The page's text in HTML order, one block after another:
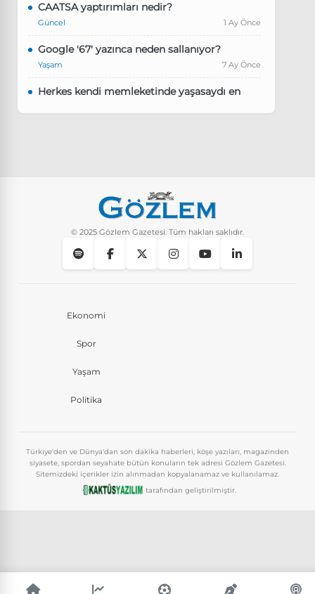
CAATSA yaptırımları nedir?
Güncel 1 Ay Önce
Google '67' yazınca neden sallanıyor?
Yaşam 7 Ay Önce
Herkes kendi memleketinde yaşasaydı en
Instagram’da keşfet nasıl temizlenir?
© 2025 Gözlem Gazetesi. Tüm hakları saklıdır.
Ekonomi
Spor
Yaşam
Politika
Türkiye'den ve Dünya'dan son dakika haberleri, köşe yazıları, magazinden
siyasete, spordan seyahate bütün konuların tek adresi Gözlem Gazetesi.
Sitemizdeki içerikler izin alınmadan kopyalanamaz ve kullanılamaz.
tarafından geliştirilmiştir.